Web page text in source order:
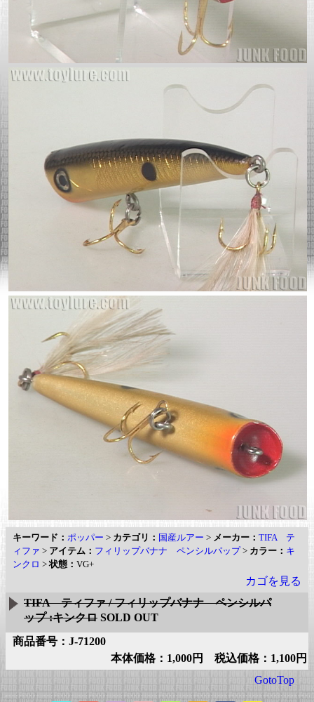
キーワード： ポッパー > カテゴリ： 国産ルアー > メーカー： TIFA テ
ィファ > アイテム： フィリップバナナ ペンシルパップ> カラー： キ
ンクロ >状態： VG+
カゴを見る
TIFA ティファ / フィリップバナナ ペンシルパ
ップ :キンクロ SOLD OUT
商品番号：J-71200
本体価格：1,000円 税込価格：1,100円
GotoTop